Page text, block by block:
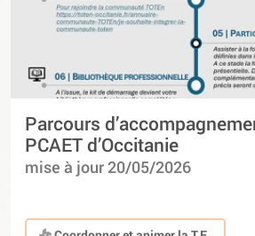
Parcours
PCAET d’Occitanie
mise à jour 20/05/2026